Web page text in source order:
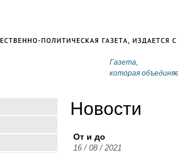
Газета,
которая
Новости
От и до
16 / 08 / 2021